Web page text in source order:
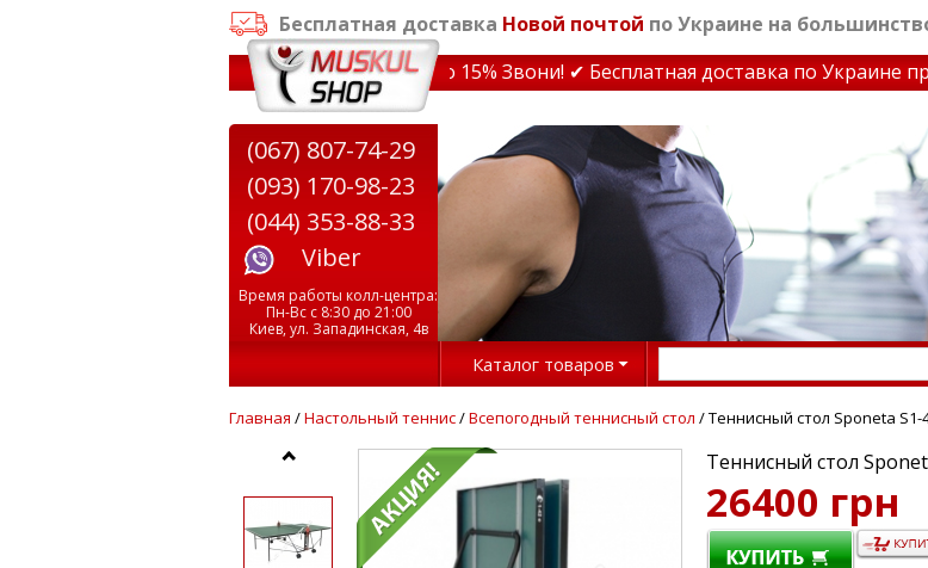
Бесплатная доставка Новой почтой по Украине на
✔ Скидки на тренажеры до 15% Звони! ✔ Бесплатная доставка по Украине при
(067) 807-74-29
(093) 170-98-23
(044) 353-88-33
Viber
Время работы колл-центра:
Пн-Вс с 8:30 до 21:00
Киев, ул. Западинская, 4в
Каталог товаров
Главная /Настольный теннис/Всепогодный теннисный стол / Теннисный стол Sponeta S1-
Теннисный стол
26400 грн